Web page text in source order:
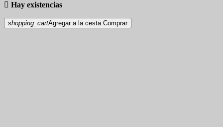
 Hay existencias
shopping_cartAgregar a la cesta Comprar